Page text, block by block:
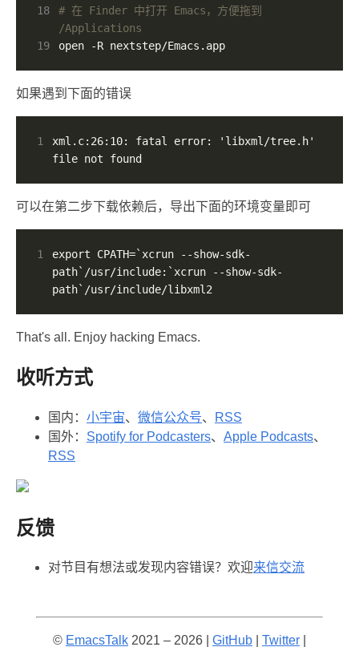
18
# 在 Finder 中打开 Emacs，方便拖到
/Applications
19
open -R nextstep/Emacs.app
如果遇到下面的错误
1
xml.c:26:10: fatal error: 'libxml/tree.h'
file not found
可以在第二步下载依赖后，导出下面的环境变量即可
1
export CPATH=`xcrun --show-sdk-
path`/usr/include:`xcrun --show-sdk-
path`/usr/include/libxml2
That's all. Enjoy hacking Emacs.
收听方式
国内： 小宇宙、 微信公众号、
RSS
国外： Spotify for Podcasters、 Apple Podcasts、
RSS
反馈
对节目有想法或发现内容错误？欢迎来信交流️
© EmacsTalk 2021 – 2026 | GitHub Twitter